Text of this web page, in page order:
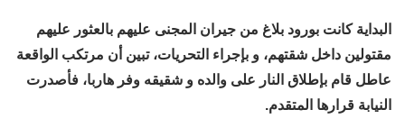
البداية كانت بورود بلاغ من جيران المجنى عليهم بالعثور عليهم
مقتولين داخل شقتهم، و بإجراء التحريات، تبين أن مرتكب الواقعة
عاطل قام بإطلاق النار على والده و شقيقه وفر هاربا، فأصدرت
النيابة قرارها المتقدم.